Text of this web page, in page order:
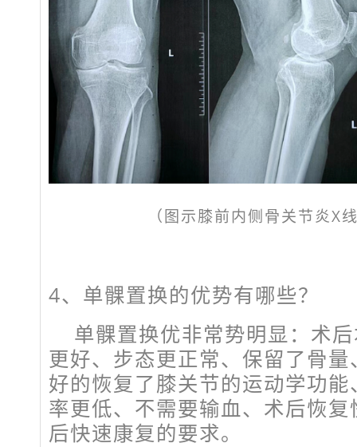
（图示膝前内侧骨关节炎X
4、 单髁置换的优势有哪些？
单髁置换优非常势明显：术
更好、步态更正常、保留了骨
好的恢复了膝关节的运动学功
率更低、不需要输血、术后恢
后快速康复的要求。